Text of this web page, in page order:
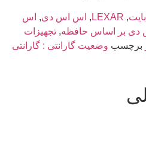
,
LEXAR
, اس اس دی, اس
دی بر اساس حافظه, تجهیزات
برچسب وضعیت گارانتی : گارانتی